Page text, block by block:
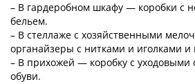
– В гардеробном шкафу — коробки с
бельем.
– В стеллаже с хозяйственными
органайзеры с нитками и иголками и
– В прихожей — коробку с уходовыми
обуви.